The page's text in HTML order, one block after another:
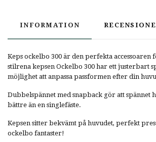
INFORMATION
Keps ockelbo 300 är den perfekta accessoaren
stilrena kepsen Ockelbo 300 har ett justerbart
möjlighet att anpassa passformen efter din
Dubbelspännet med snapback gör att spännet
bättre än en singlefäste.
Kepsen sitter bekvämt på huvudet, perfekt
ockelbo fantaster!